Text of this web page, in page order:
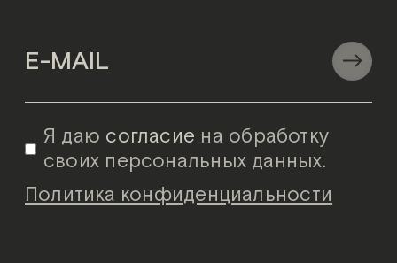
Я даю согласие на обработку
своих персональных данных.
Политика конфиденциальности